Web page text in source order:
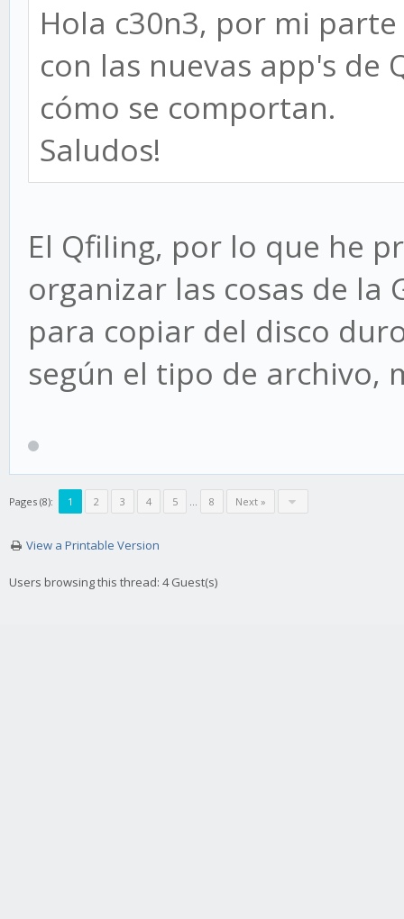
Hola c30n3, por mi
con las nuevas app's de
cómo se comportan.
Saludos!
El Qfiling, por lo que he
organizar las cosas de la
para copiar del disco
según el tipo de archivo,
Pages (8): 1 2 3 4 5 … 8 Next »
View a Printable Version
Users browsing this thread: 4 Guest(s)